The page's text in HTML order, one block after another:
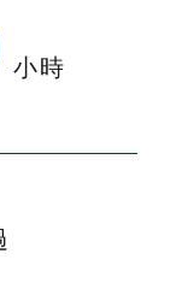
小時